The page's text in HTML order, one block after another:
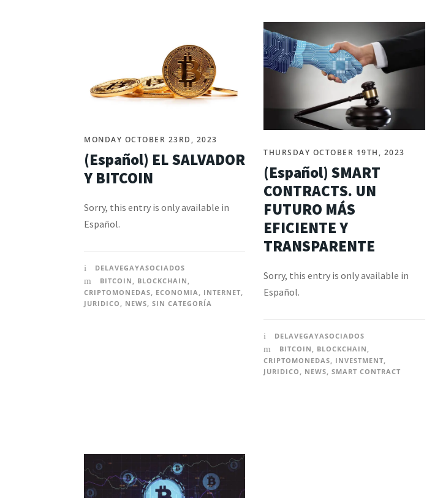
MONDAY OCTOBER 23RD, 2023
(Español) EL SALVADOR
Y BITCOIN
Sorry, this entry is only available in
Español.
DELAVEGAYASOCIADOS
BITCOIN
BLOCKCHAIN
CRIPTOMONEDAS
ECONOMIA INTERNET
JURIDICO
NEWS SIN CATEGORÍA
THURSDAY OCTOBER 19TH, 2023
(Español) SMART
CONTRACTS. UN
FUTURO MÁS
EFICIENTE Y
TRANSPARENTE
Sorry, this entry is only available in
Español.
DELAVEGAYASOCIADOS
BITCOIN
BLOCKCHAIN
CRIPTOMONEDAS
INVESTMENT
JURIDICO
NEWS SMART CONTRACT